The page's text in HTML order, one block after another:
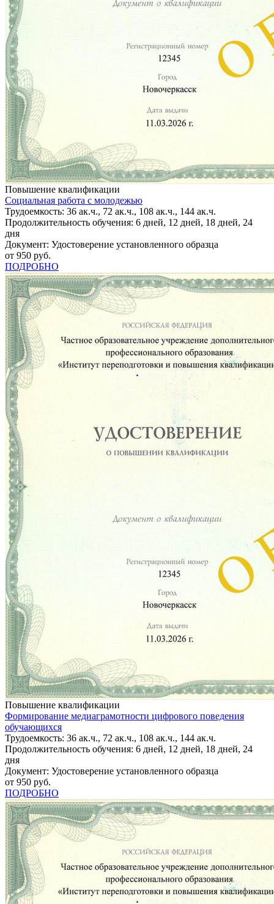
Повышение квалификации
Социальная работа с молодежью
Трудоемкость: 36 ак.ч., 72 ак.ч., 108 ак.ч., 144 ак.ч.
Продолжительность обучения: 6 дней, 12 дней, 18 дней, 24
дня
Документ: Удостоверение установленного образца
от 950 руб.
ПОДРОБНО
Повышение квалификации
Формирование медиаграмотности цифрового поведения
обучающихся
Трудоемкость: 36 ак.ч., 72 ак.ч., 108 ак.ч., 144 ак.ч.
Продолжительность обучения: 6 дней, 12 дней, 18 дней, 24
дня
Документ: Удостоверение установленного образца
от 950 руб.
ПОДРОБНО